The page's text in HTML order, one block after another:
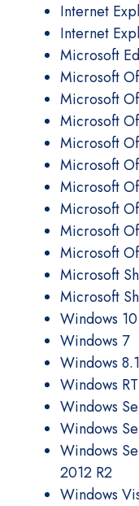
Internet
Internet
Microsoft
Microsoft
Microsoft
Microsoft
Microsoft
Microsoft
Microsoft
Microsoft
Microsoft
Microsoft
Microsoft
Microsoft
Windows 10
Windows 7
Windows 8.1
Windows
Windows
Windows
Windows
2012 R2
Windows